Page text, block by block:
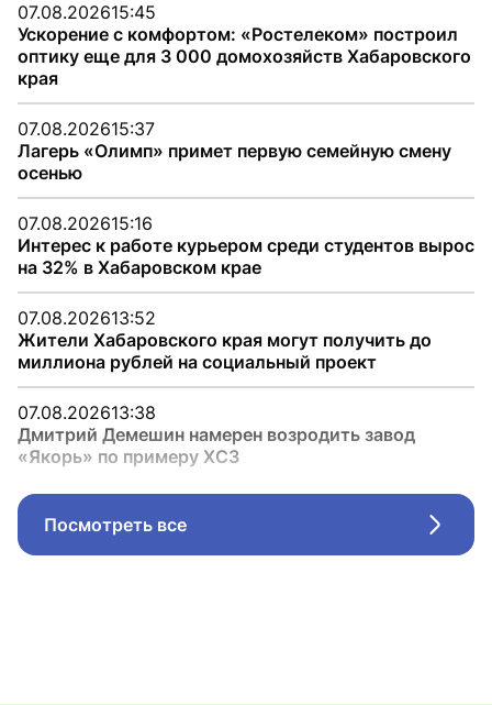
07.08.202615:45
Ускорение с комфортом: «Ростелеком» построил
оптику еще для 3 000 домохозяйств Хабаровского
края
07.08.202615:37
Лагерь «Олимп» примет первую семейную смену
осенью
07.08.202615:16
Интерес к работе курьером среди студентов вырос
на 32% в Хабаровском крае
07.08.202613:52
Жители Хабаровского края могут получить до
миллиона рублей на социальный проект
07.08.202613:38
Дмитрий Демешин намерен возродить завод
«Якорь» по примеру ХСЗ
Посмотреть все